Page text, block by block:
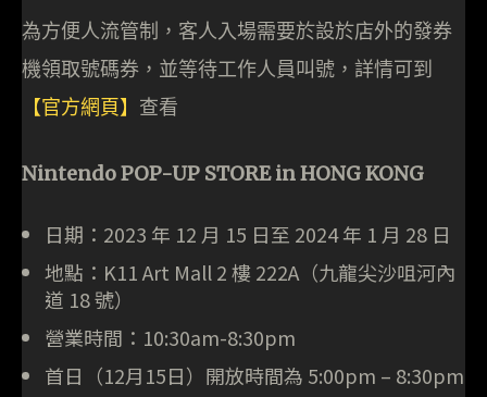
為方便人流管制，客人入場需要於設於店外的發券
機領取號碼券，並等待工作人員叫號，詳情可到
【官方網頁】 查看
Nintendo POP-UP STORE in HONG KONG
日期：2023 年 12 月 15 日至 2024 年 1 月 28 日
地點：K11 Art Mall 2 樓 222A（九龍尖沙咀河內
道 18 號）
營業時間：10:30am-8:30pm
首日（12月15日）開放時間為 5:00pm – 8:30pm